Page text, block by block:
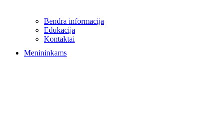
Bendra informacija
Edukacija
Kontaktai
Menininkams